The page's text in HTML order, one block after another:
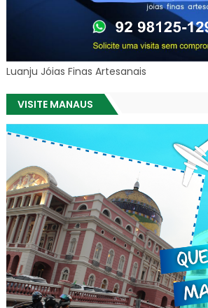
Luanju Jóias Finas Artesanais
VISITE MANAUS